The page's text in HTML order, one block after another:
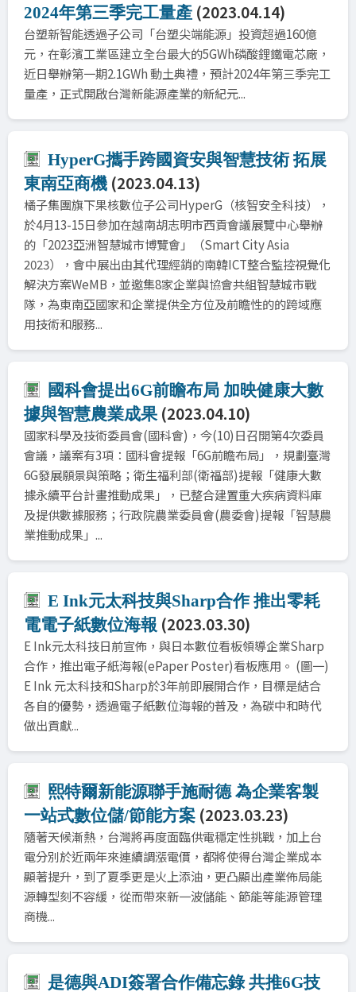
2024年第三季完工量產 (2023.04.14)
台塑新智能透過子公司「台塑尖端能源」投資超過160億
元，在彰濱工業區建立全台最大的5GWh磷酸鋰鐵電芯廠，
近日舉辦第一期2.1GWh 動土典禮，預計2024年第三季完工
量產，正式開啟台灣新能源產業的新紀元...
HyperG攜手跨國資安與智慧技術 拓展
東南亞商機 (2023.04.13)
橘子集團旗下果核數位子公司HyperG（核智安全科技），
於4月13-15日參加在越南胡志明市西貢會議展覽中心舉辦
的「2023亞洲智慧城市博覽會」（Smart City Asia
2023），會中展出由其代理經銷的南韓ICT整合監控視覺化
解決方案WeMB，並邀集8家企業與協會共組智慧城市戰
隊，為東南亞國家和企業提供全方位及前瞻性的的跨域應
用技術和服務...
國科會提出6G前瞻布局 加映健康大數
據與智慧農業成果(2023.04.10)
國家科學及技術委員會(國科會)，今(10)日召開第4次委員
會議，議案有3項：國科會提報「6G前瞻布局」，規劃臺灣
6G發展願景與策略；衛生福利部(衛福部)提報「健康大數
據永續平台計畫推動成果」，已整合建置重大疾病資料庫
及提供數據服務；行政院農業委員會(農委會)提報「智慧農
業推動成果」...
E Ink元太科技與Sharp合作 推出零耗
電電子紙數位海報 (2023.03.30)
E Ink元太科技日前宣佈，與日本數位看板領導企業Sharp
合作，推出電子紙海報(ePaper Poster)看板應用。 (圖一)
E Ink 元太科技和Sharp於3年前即展開合作，目標是結合
各自的優勢，透過電子紙數位海報的普及，為碳中和時代
做出貢獻...
熙特爾新能源聯手施耐德 為企業客製
一站式數位儲/節能方案 (2023.03.23)
隨著天候漸熱，台灣將再度面臨供電穩定性挑戰，加上台
電分別於近兩年來連續調漲電價，都將使得台灣企業成本
顯著提升，到了夏季更是火上添油，更凸顯出產業佈局能
源轉型刻不容緩，從而帶來新一波儲能、節能等能源管理
商機...
是德與ADI簽署合作備忘錄 共推6G技